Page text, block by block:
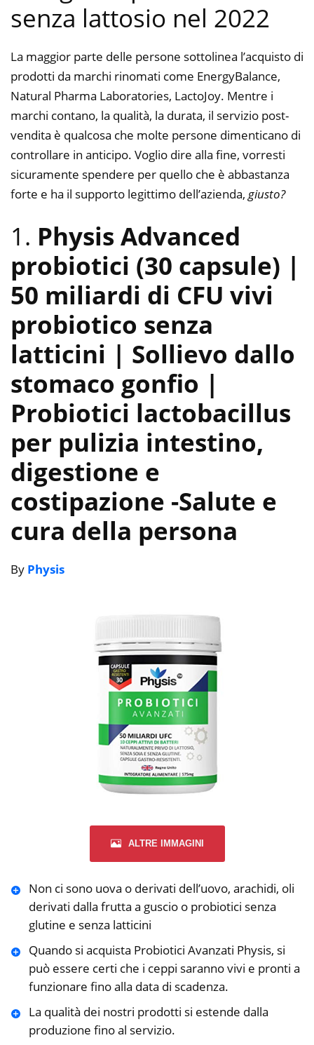
senza lattosio nel 2022
La maggior parte delle persone sottolinea l’acquisto di
prodotti da marchi rinomati come EnergyBalance,
Natural Pharma Laboratories, LactoJoy. Mentre i
marchi contano, la qualità, la durata, il servizio post-
vendita è qualcosa che molte persone dimenticano di
controllare in anticipo. Voglio dire alla fine, vorresti
sicuramente spendere per quello che è abbastanza
forte e ha il supporto legittimo dell’azienda, giusto?
1. Physis Advanced
probiotici (30 capsule) |
50 miliardi di CFU vivi
probiotico senza
latticini | Sollievo dallo
stomaco gonfio |
Probiotici lactobacillus
per pulizia intestino,
digestione e
costipazione -Salute e
cura della persona
By Physis
ALTRE IMMAGINI
Non ci sono uova o derivati dell’uovo, arachidi, oli
derivati dalla frutta a guscio o probiotici senza
glutine e senza latticini
Quando si acquista Probiotici Avanzati Physis, si
può essere certi che i ceppi saranno vivi e pronti a
funzionare fino alla data di scadenza.
La qualità dei nostri prodotti si estende dalla
produzione fino al servizio.